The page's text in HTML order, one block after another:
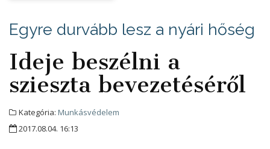
Egyre durvább lesz a nyári hőség
Ideje beszélni a
szieszta bevezetéséről
Kategória: Munkásvédelem
2017.08.04. 16:13